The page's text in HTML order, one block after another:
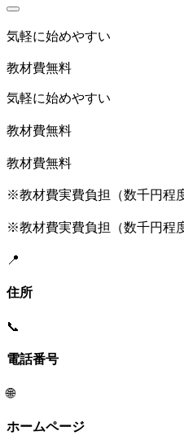
気軽に始めやすい
教材費無料
気軽に始めやすい
教材費無料
教材費無料
※教材費実費負担（数千円程
※教材費実費負担（数千円程
📍
住所
📞
電話番号
🌐
ホームページ